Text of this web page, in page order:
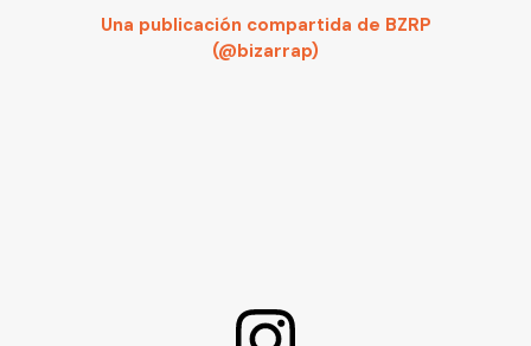
Una publicación compartida de BZRP
(@bizarrap)